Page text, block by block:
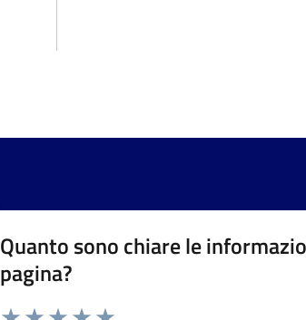
Quanto sono chiare le
pagina?
Valuta da 1 a 5 stelle la pagina